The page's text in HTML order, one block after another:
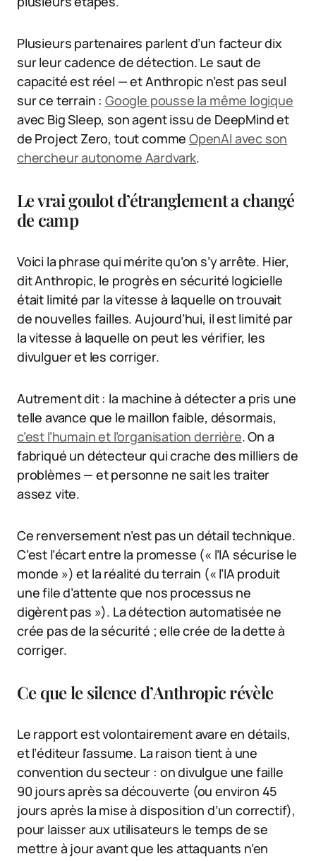
Plusieurs partenaires parlent d’un facteur dix
sur leur cadence de détection. Le saut de
capacité est réel — et Anthropic n’est pas seul
sur ce terrain : Google pousse la même logique
avec Big Sleep, son agent issu de DeepMind et
de Project Zero, tout comme OpenAI avec son
chercheur autonome Aardvark.
Le vrai goulot d’étranglement a changé
de camp
Voici la phrase qui mérite qu’on s’y arrête. Hier,
dit Anthropic, le progrès en sécurité logicielle
était limité par la vitesse à laquelle on trouvait
de nouvelles failles. Aujourd’hui, il est limité par
la vitesse à laquelle on peut les vérifier, les
divulguer et les corriger.
Autrement dit : la machine à détecter a pris une
telle avance que le maillon faible, désormais,
c’est l’humain et l’organisation derrière. On a
fabriqué un détecteur qui crache des milliers de
problèmes — et personne ne sait les traiter
assez vite.
Ce renversement n’est pas un détail technique.
C’est l’écart entre la promesse (« l’IA sécurise le
monde ») et la réalité du terrain (« l’IA produit
une file d’attente que nos processus ne
digèrent pas »). La détection automatisée ne
crée pas de la sécurité ; elle crée de la dette à
corriger.
Ce que le silence d’Anthropic révèle
Le rapport est volontairement avare en détails,
et l’éditeur l’assume. La raison tient à une
convention du secteur : on divulgue une faille
90 jours après sa découverte (ou environ 45
jours après la mise à disposition d’un correctif),
pour laisser aux utilisateurs le temps de se
mettre à jour avant que les attaquants n’en